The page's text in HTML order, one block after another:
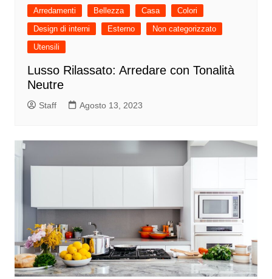
Arredamenti Bellezza Casa
Colori
Design di interni
Esterno
Non categorizzato
Utensili
Lusso Rilassato: Arredare con Tonalità
Neutre
Staff Agosto 13, 2023